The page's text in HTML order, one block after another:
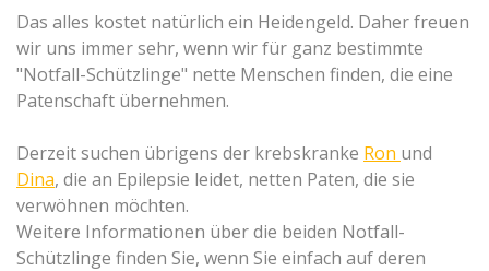
Das alles kostet natürlich ein Heidengeld. Daher freuen
wir uns immer sehr, wenn wir für ganz bestimmte
"Notfall-Schützlinge" nette Menschen finden, die eine
Patenschaft übernehmen.
Derzeit suchen übrigens der krebskranke Ron und
Dina, die an Epilepsie leidet, netten Paten, die sie
verwöhnen möchten.
Weitere Informationen über die beiden Notfall-
Schützlinge finden Sie, wenn Sie einfach auf deren